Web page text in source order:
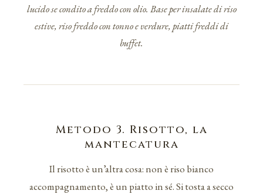
lucido se condito a freddo con olio. Base per insalate di riso
estive, riso freddo con tonno e verdure, piatti freddi di
buffet.
Metodo 3. Risotto, la
mantecatura
Il risotto è un’altra cosa: non è riso bianco
accompagnamento, è un piatto in sé. Si tosta a secco